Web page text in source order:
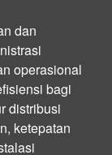
dan
operasional
bagi
distribusi
ketepatan